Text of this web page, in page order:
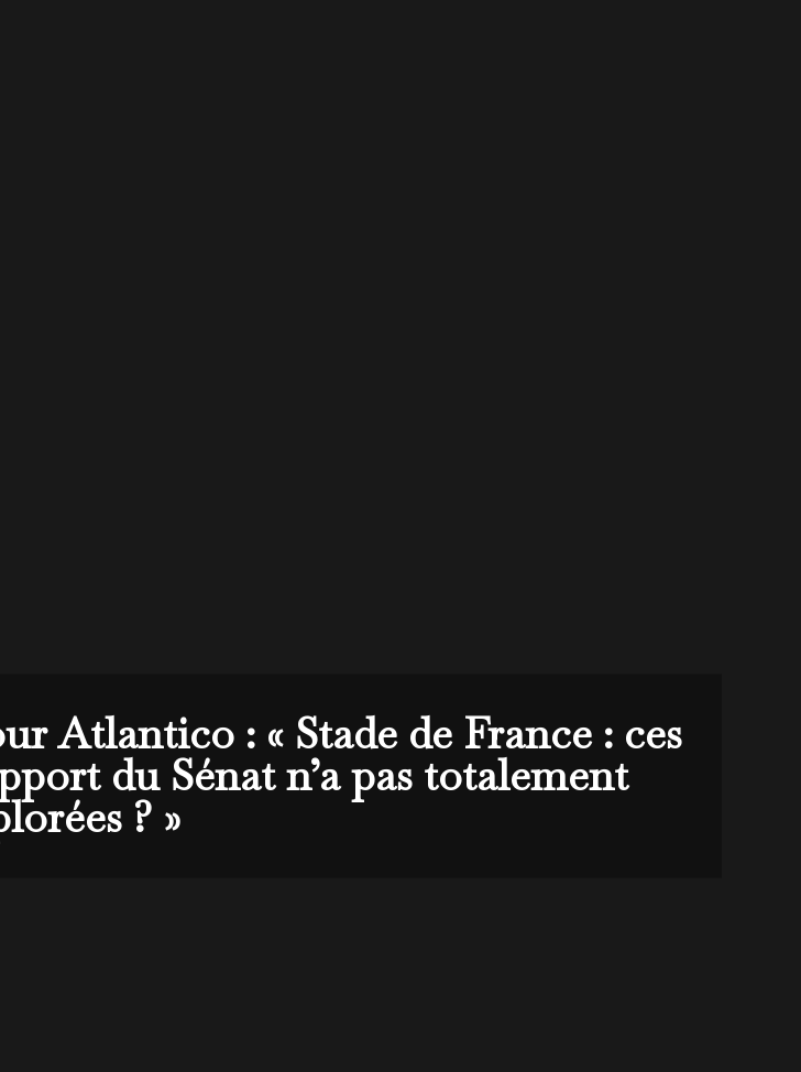
Atlantico : « Stade de France : ces
du Sénat n’a pas totalement
? »